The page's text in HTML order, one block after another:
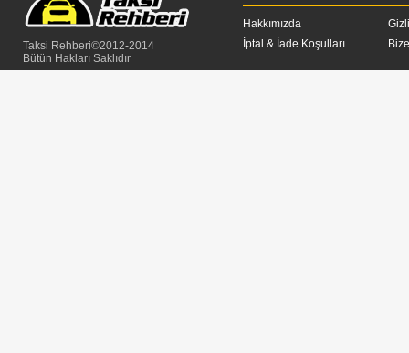
Taksi Rehberi©2012-2014
Bütün Hakları Saklıdır
Hakkımızda
İptal & İade Koşulları